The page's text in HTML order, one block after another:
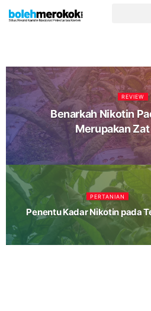
REVIEW
Benarkah Nikotin
Merupakan
PERTANIAN
Penentu Kadar Nikotin pada